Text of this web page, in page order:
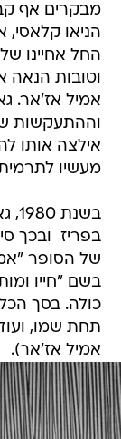
מבקרים אף
הניאו קלאסי,
החל אחיינו
וטובות הנאה
אמיל אז'אר.
וההתעקשות
אילצה אותו
מעשיו
בפריז  ובכך
של הסופר
בשם "חייו
אמיל אז'אר).